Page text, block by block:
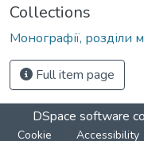
Collections
Монографії, розділи
Full item page
DSpace software
Cookie Accessibility